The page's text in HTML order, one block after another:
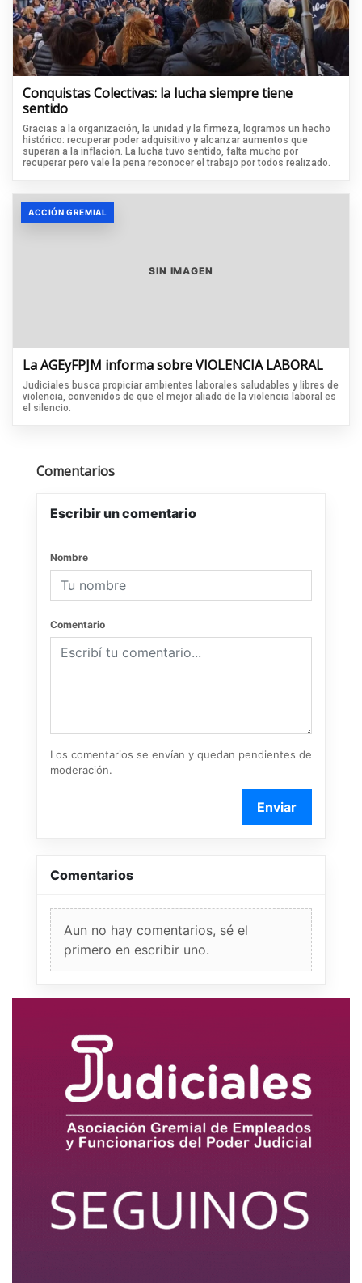
Conquistas Colectivas: la lucha siempre tiene
sentido
Gracias a la organización, la unidad y la firmeza, logramos un hecho
histórico: recuperar poder adquisitivo y alcanzar aumentos que
superan a la inflación. La lucha tuvo sentido, falta mucho por
recuperar pero vale la pena reconocer el trabajo por todos realizado.
ACCIÓN GREMIAL
SIN IMAGEN
La AGEyFPJM informa sobre VIOLENCIA LABORAL
Judiciales busca propiciar ambientes laborales saludables y libres de
violencia, convenidos de que el mejor aliado de la violencia laboral es
el silencio.
Comentarios
Escribir un comentario
Nombre
Comentario
Los comentarios se envían y quedan pendientes de
moderación.
Enviar
Comentarios
Aun no hay comentarios, sé el
primero en escribir uno.